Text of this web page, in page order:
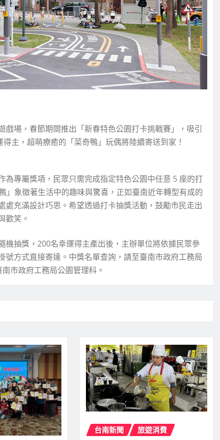
場，春節期間推出「新春特色公園打卡挑戰賽」，吸引
主，超萌療癒的「菜奇鴨」玩偶將陸續寄送到家！
專屬獎項，民眾只需完成指定特色公園中任意 5 座的打
象徵著生活中的趣味與驚喜，正如臺南近年轉型有成的
充滿設計巧思。希望透過打卡抽獎活動，鼓勵市民走出
歡笑。
抽獎，200名幸運得主產出後，主辦單位將依據民眾參
方式直接寄達。中獎名單查詢，請至臺南市政府工務局
市政府工務局公園管理科。
台南新聞 旅遊消費